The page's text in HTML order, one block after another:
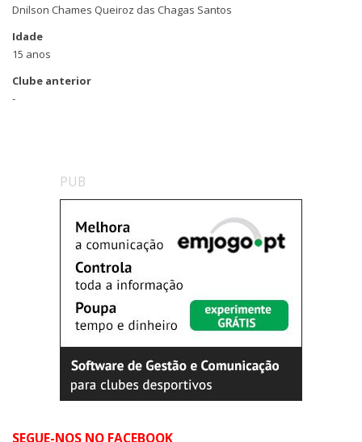
Dnilson Chames Queiroz das Chagas Santos
Idade
15 anos
Clube anterior
-
PUB
SEGUE-NOS NO FACEBOOK